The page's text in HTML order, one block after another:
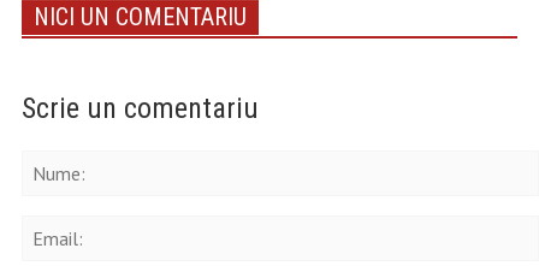
NICI UN COMENTARIU
Scrie un comentariu